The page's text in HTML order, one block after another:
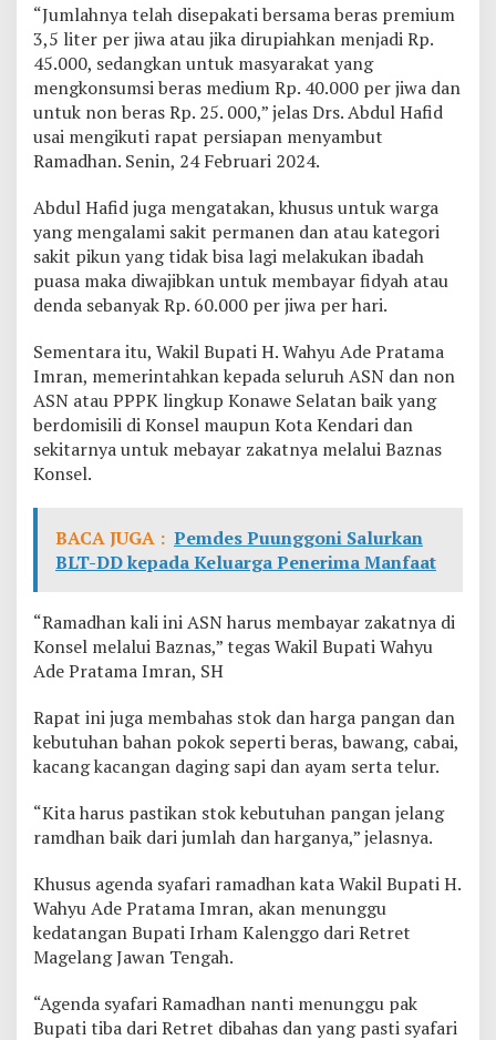
“Jumlahnya telah disepakati bersama beras premium
3,5 liter per jiwa atau jika dirupiahkan menjadi Rp.
45.000, sedangkan untuk masyarakat yang
mengkonsumsi beras medium Rp. 40.000 per jiwa dan
untuk non beras Rp. 25. 000,” jelas Drs. Abdul Hafid
usai mengikuti rapat persiapan menyambut
Ramadhan. Senin, 24 Februari 2024.
Abdul Hafid juga mengatakan, khusus untuk warga
yang mengalami sakit permanen dan atau kategori
sakit pikun yang tidak bisa lagi melakukan ibadah
puasa maka diwajibkan untuk membayar fidyah atau
denda sebanyak Rp. 60.000 per jiwa per hari.
Sementara itu, Wakil Bupati H. Wahyu Ade Pratama
Imran, memerintahkan kepada seluruh ASN dan non
ASN atau PPPK lingkup Konawe Selatan baik yang
berdomisili di Konsel maupun Kota Kendari dan
sekitarnya untuk mebayar zakatnya melalui Baznas
Konsel.
BACA JUGA : Pemdes Puunggoni Salurkan
BLT-DD kepada Keluarga Penerima Manfaat
“Ramadhan kali ini ASN harus membayar zakatnya di
Konsel melalui Baznas,” tegas Wakil Bupati Wahyu
Ade Pratama Imran, SH
Rapat ini juga membahas stok dan harga pangan dan
kebutuhan bahan pokok seperti beras, bawang, cabai,
kacang kacangan daging sapi dan ayam serta telur.
“Kita harus pastikan stok kebutuhan pangan jelang
ramdhan baik dari jumlah dan harganya,” jelasnya.
Khusus agenda syafari ramadhan kata Wakil Bupati H.
Wahyu Ade Pratama Imran, akan menunggu
kedatangan Bupati Irham Kalenggo dari Retret
Magelang Jawan Tengah.
“Agenda syafari Ramadhan nanti menunggu pak
Bupati tiba dari Retret dibahas dan yang pasti syafari